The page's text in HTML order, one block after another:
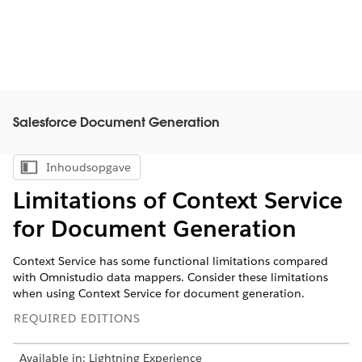
Salesforce Document Generation
Inhoudsopgave weergeven
Inhoudsopgave
Limitations of Context Service
for Document Generation
Context Service has some functional limitations compared
with Omnistudio data mappers. Consider these limitations
when using Context Service for document generation.
REQUIRED EDITIONS
Available in: Lightning Experience